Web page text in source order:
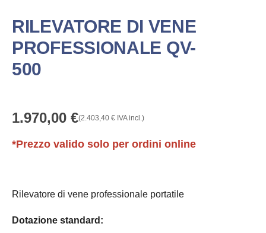
RILEVATORE DI VENE
PROFESSIONALE QV-
500
1.970,00 €(2.403,40 € IVA incl.)
*Prezzo valido solo per ordini online
Rilevatore di vene professionale portatile
Dotazione standard: